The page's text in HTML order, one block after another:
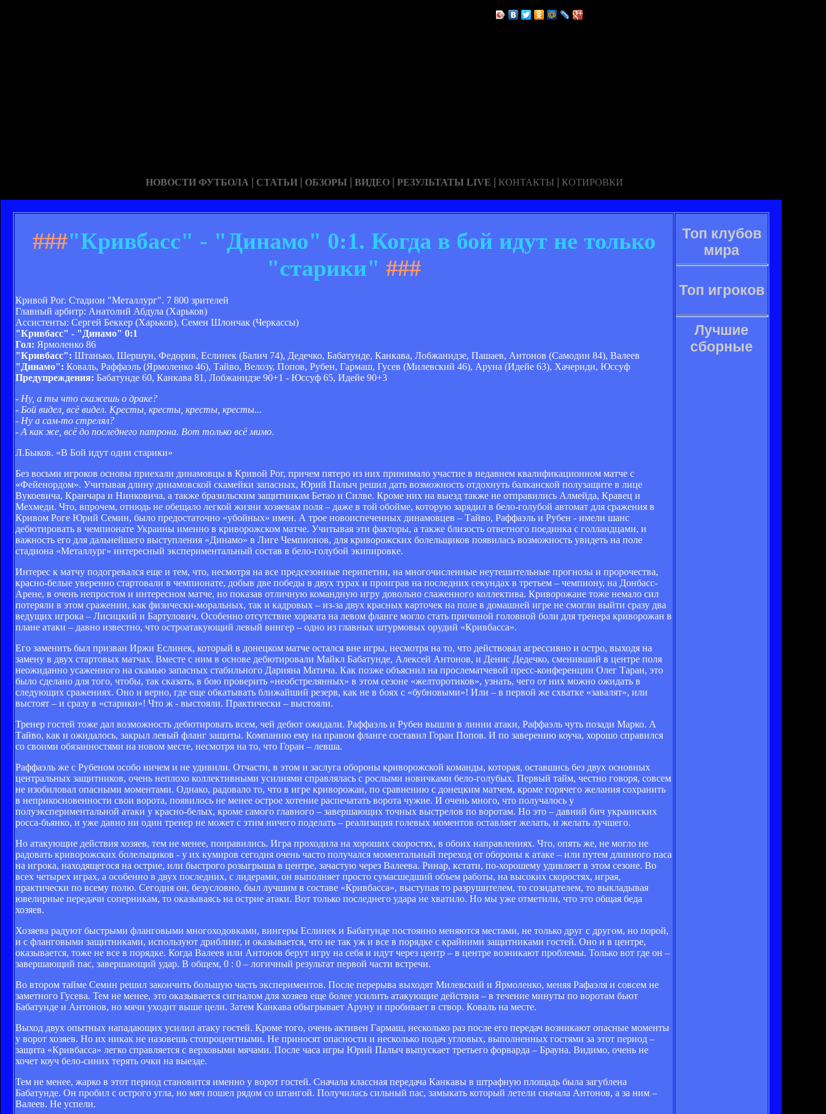
НОВОСТИ ФУТБОЛА | СТАТЬИ | ОБЗОРЫ | ВИДЕО | РЕЗУЛЬТАТЫ LIVE | КОНТАКТЫ | КОТИРОВКИ
###"Кривбасс" - "Динамо" 0:1. Когда в бой идут не только
"старики" ###
Кривой Рог. Стадион "Металлург". 7 800 зрителей
Главный арбитр: Анатолий Абдула (Харьков)
Ассистенты: Сергей Беккер (Харьков), Семен Шлончак (Черкассы)
"Кривбасс" - "Динамо" 0:1
Гол: Ярмоленко 86
"Кривбасс": Штанько, Шершун, Федорив, Еслинек (Балич 74), Дедечко, Бабатунде, Канкава, Лобжанидзе, Пашаев, Антонов (Самодин 84), Валеев
"Динамо": Коваль, Раффаэль (Ярмоленко 46), Тайво, Велозу, Попов, Рубен, Гармаш, Гусев (Милевский 46), Аруна (Идейе 63), Хачериди, Юссуф
Предупреждения: Бабатунде 60, Канкава 81, Лобжанидзе 90+1 - Юссуф 65, Идейе 90+3
- Ну, а ты что скажешь о драке?
- Бой видел, всё видел. Кресты, кресты, кресты, кресты...
- Ну а сам-то стрелял?
- А как же, всё до последнего патрона. Вот только всё мимо.
Л.Быков. «В Бой идут одни старики»
Без восьми игроков основы приехали динамовцы в Кривой Рог, причем пятеро из них принимало участие в недавнем квалификационном матче с
«Фейенордом». Учитывая длину динамовской скамейки запасных, Юрий Палыч решил дать возможность отдохнуть балканской полузащите в лице
Вукоевича, Кранчара и Нинковича, а также бразильским защитникам Бетао и Силве. Кроме них на выезд также не отправились Алмейда, Кравец и
Мехмеди. Что, впрочем, отнюдь не обещало легкой жизни хозяевам поля – даже в той обойме, которую зарядил в бело-голубой автомат для сражения в
Кривом Роге Юрий Семин, было предостаточно «убойных» имен. А трое новоиспеченных динамовцев – Тайво, Раффаэль и Рубен - имели шанс
дебютировать в чемпионате Украины именно в криворожском матче. Учитывая эти факторы, а также близость ответного поединка с голландцами, и
важность его для дальнейшего выступления «Динамо» в Лиге Чемпионов, для криворожских болельщиков появилась возможность увидеть на поле
стадиона «Металлург» интересный экспериментальный состав в бело-голубой экипировке.
Интерес к матчу подогревался еще и тем, что, несмотря на все предсезонные перипетии, на многочисленные неутешительные прогнозы и пророчества,
красно-белые уверенно стартовали в чемпионате, добыв две победы в двух турах и проиграв на последних секундах в третьем – чемпиону, на Донбасс-
Арене, в очень непростом и интересном матче, но показав отличную командную игру довольно слаженного коллектива. Криворожане тоже немало сил
потеряли в этом сражении, как физически-моральных, так и кадровых – из-за двух красных карточек на поле в домашней игре не смогли выйти сразу два
ведущих игрока – Лисицкий и Бартулович. Особенно отсутствие хорвата на левом фланге могло стать причиной головной боли для тренера криворожан в
плане атаки – давно известно, что остроатакующий левый вингер – одно из главных штурмовых орудий «Кривбасса».
Его заменить был призван Иржи Еслинек, который в донецком матче остался вне игры, несмотря на то, что действовал агрессивно и остро, выходя на
замену в двух стартовых матчах. Вместе с ним в основе дебютировали Майкл Бабатунде, Алексей Антонов, и Денис Дедечко, сменивший в центре поля
неожиданно усаженного на скамью запасных стабильного Дарияна Матича. Как позже объяснил на прослематчевой пресс-конференции Олег Таран, это
было сделано для того, чтобы, так сказать, в бою проверить «необстрелянных» в этом сезоне «желторотиков», узнать, чего от них можно ожидать в
следующих сражениях. Оно и верно, где еще обкатывать ближайший резерв, как не в боях с «бубновыми»! Или – в первой же схватке «завалят», или
выстоят – и сразу в «старики»! Что ж - выстояли. Практически – выстояли.
Тренер гостей тоже дал возможность дебютировать всем, чей дебют ожидали. Раффаэль и Рубен вышли в линии атаки, Раффаэль чуть позади Марко. А
Тайво, как и ожидалось, закрыл левый фланг защиты. Компанию ему на правом фланге составил Горан Попов. И по заверению коуча, хорошо справился
со своими обязанностями на новом месте, несмотря на то, что Горан – левша.
Раффаэль же с Рубеном особо ничем и не удивили. Отчасти, в этом и заслуга обороны криворожской команды, которая, оставшись без двух основных
центральных защитников, очень неплохо коллективными усилиями справлялась с рослыми новичками бело-голубых. Первый тайм, честно говоря, совсем
не изобиловал опасными моментами. Однако, радовало то, что в игре криворожан, по сравнению с донецким матчем, кроме горячего желания сохранить
в неприкосновенности свои ворота, появилось не менее острое хотение распечатать ворота чужие. И очень много, что получалось у
полуэкспериментальной атаки у красно-белых, кроме самого главного – завершающих точных выстрелов по воротам. Но это – давний бич украинских
росса-бьянко, и уже давно ни один тренер не может с этим ничего поделать – реализация голевых моментов оставляет желать, и желать лучшего.
Но атакующие действия хозяев, тем не менее, понравились. Игра проходила на хороших скоростях, в обоих направлениях. Что, опять же, не могло не
радовать криворожских болельщиков - у их кумиров сегодня очень часто получался моментальный переход от обороны к атаке – или путем длинного паса
на игрока, находящегося на острие, или быстрого розыгрыша в центре, зачастую через Валеева. Ринар, кстати, по-хорошему удивляет в этом сезоне. Во
всех четырех играх, а особенно в двух последних, с лидерами, он выполняет просто сумасшедший объем работы, на высоких скоростях, играя,
практически по всему полю. Сегодня он, безусловно, был лучшим в составе «Кривбасса», выступая то разрушителем, то созидателем, то выкладывая
ювелирные передачи соперникам, то оказываясь на острие атаки. Вот только последнего удара не хватило. Но мы уже отметили, что это общая беда
хозяев.
Хозяева радуют быстрыми фланговыми многоходовками, вингеры Еслинек и Бабатунде постоянно меняются местами, не только друг с другом, но порой,
и с фланговыми защитниками, используют дриблинг, и оказывается, что не так уж и все в порядке с крайними защитниками гостей. Оно и в центре,
оказывается, тоже не все в порядке. Когда Валеев или Антонов берут игру на себя и идут через центр – в центре возникают проблемы. Только вот где он –
завершающий пас, завершающий удар. В общем, 0 : 0 – логичный результат первой части встречи.
Во втором тайме Семин решил закончить большую часть экспериментов. После перерыва выходят Милевский и Ярмоленко, меняя Рафаэля и совсем не
заметного Гусева. Тем не менее, это оказывается сигналом для хозяев еще более усилить атакующие действия – в течение минуты по воротам бьют
Бабатунде и Антонов, но мячи уходит выше цели. Затем Канкава обыгрывает Аруну и пробивает в створ. Коваль на месте.
Выход двух опытных нападающих усилил атаку гостей. Кроме того, очень активен Гармаш, несколько раз после его передач возникают опасные моменты
у ворот хозяев. Но их никак не назовешь стопроцентными. Не приносят опасности и несколько подач угловых, выполненных гостями за этот период –
защита «Кривбасса» легко справляется с верховыми мячами. После часа игры Юрий Палыч выпускает третьего форварда – Брауна. Видимо, очень не
хочет коуч бело-синих терять очки на выезде.
Тем не менее, жарко в этот период становится именно у ворот гостей. Сначала классная передача Канкавы в штрафную площадь была загублена
Бабатунде. Он пробил с острого угла, но мяч пошел рядом со штангой. Получилась сильный пас, замыкать который летели сначала Антонов, а за ним –
Валеев. Не успели.
Топ клубов
мира
Топ игроков
Лучшие
сборные